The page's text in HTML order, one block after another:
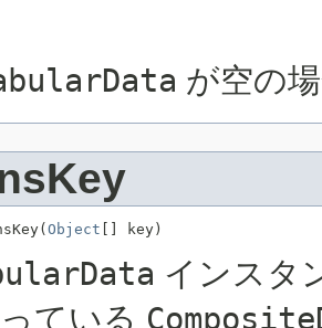
が空の
Object [] key)
インスタ
ている